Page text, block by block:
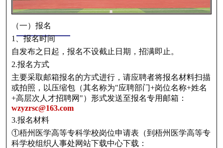
二、招聘方式
（一）报名
1、报名时间
自发布之日起，报名不设截止日期，招满即止。
2.报名方式
主要采取邮箱报名的方式进行，请应聘者将报名材料扫描
或拍照，以压缩包（其名称为"应聘部门+岗位名称+姓名
+高层次人才招聘网"）形式发送至报名专用邮箱：
wzyzrsc@163.com
3.报名材料
①梧州医学高等专科学校岗位申请表（到梧州医学高等专
科学校组织人事处网站下载中心下载：